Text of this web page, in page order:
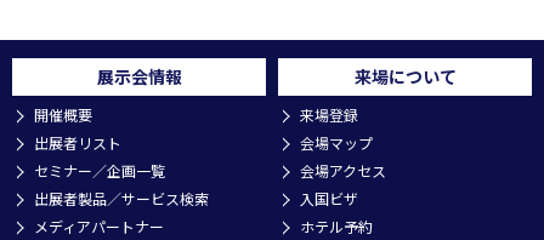
展示会情報
開催概要
出展者リスト
セミナー／企画一覧
出展者製品／サービス検索
メディアパートナー
来場について
来場登録
会場マップ
会場アクセス
入国ビザ
ホテル予約